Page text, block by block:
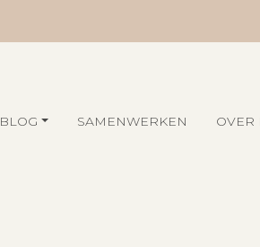
BLOG SAMENWERKEN OVER